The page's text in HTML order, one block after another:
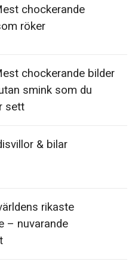
chockerande
röker
chockerande bilder
smink som du
sett
& bilar
rikaste
– nuvarande